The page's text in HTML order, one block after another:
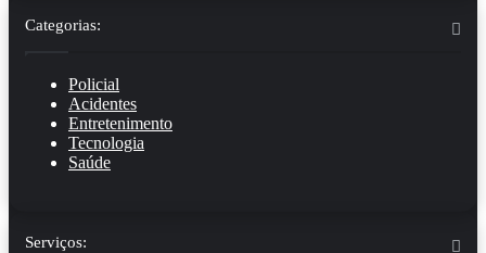
Categorias:
Policial
Acidentes
Entretenimento
Tecnologia
Saúde
Serviços: